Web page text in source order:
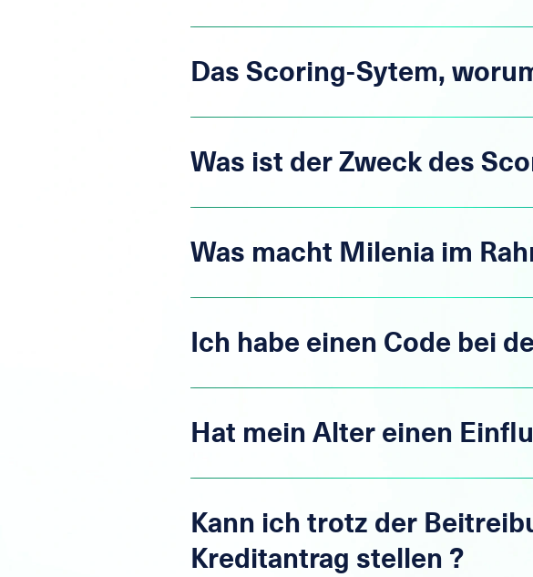
Das Scoring-Sytem,
Was ist der Zweck des
Was macht Milenia im
Ich habe einen Code bei
Hat mein Alter einen
Kann ich trotz der
Kreditantrag stellen ?